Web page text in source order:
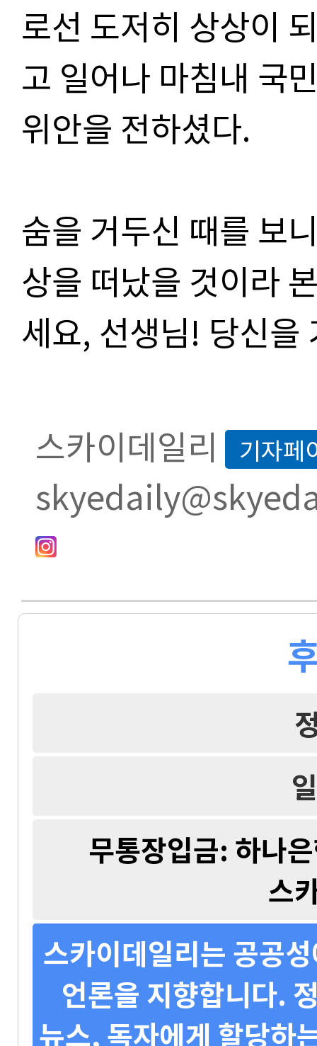
로선 도저히 상상이
고 일어나 마침내 국
위안을 전하셨다.
숨을 거두신 때를 보
상을 떠났을 것이라
세요, 선생님! 당신
스카이데일리 기자페
무통장입금: 하나
스
스카이데일리는 공공
언론을 지향합니다.
뉴스, 독자에게 할당하